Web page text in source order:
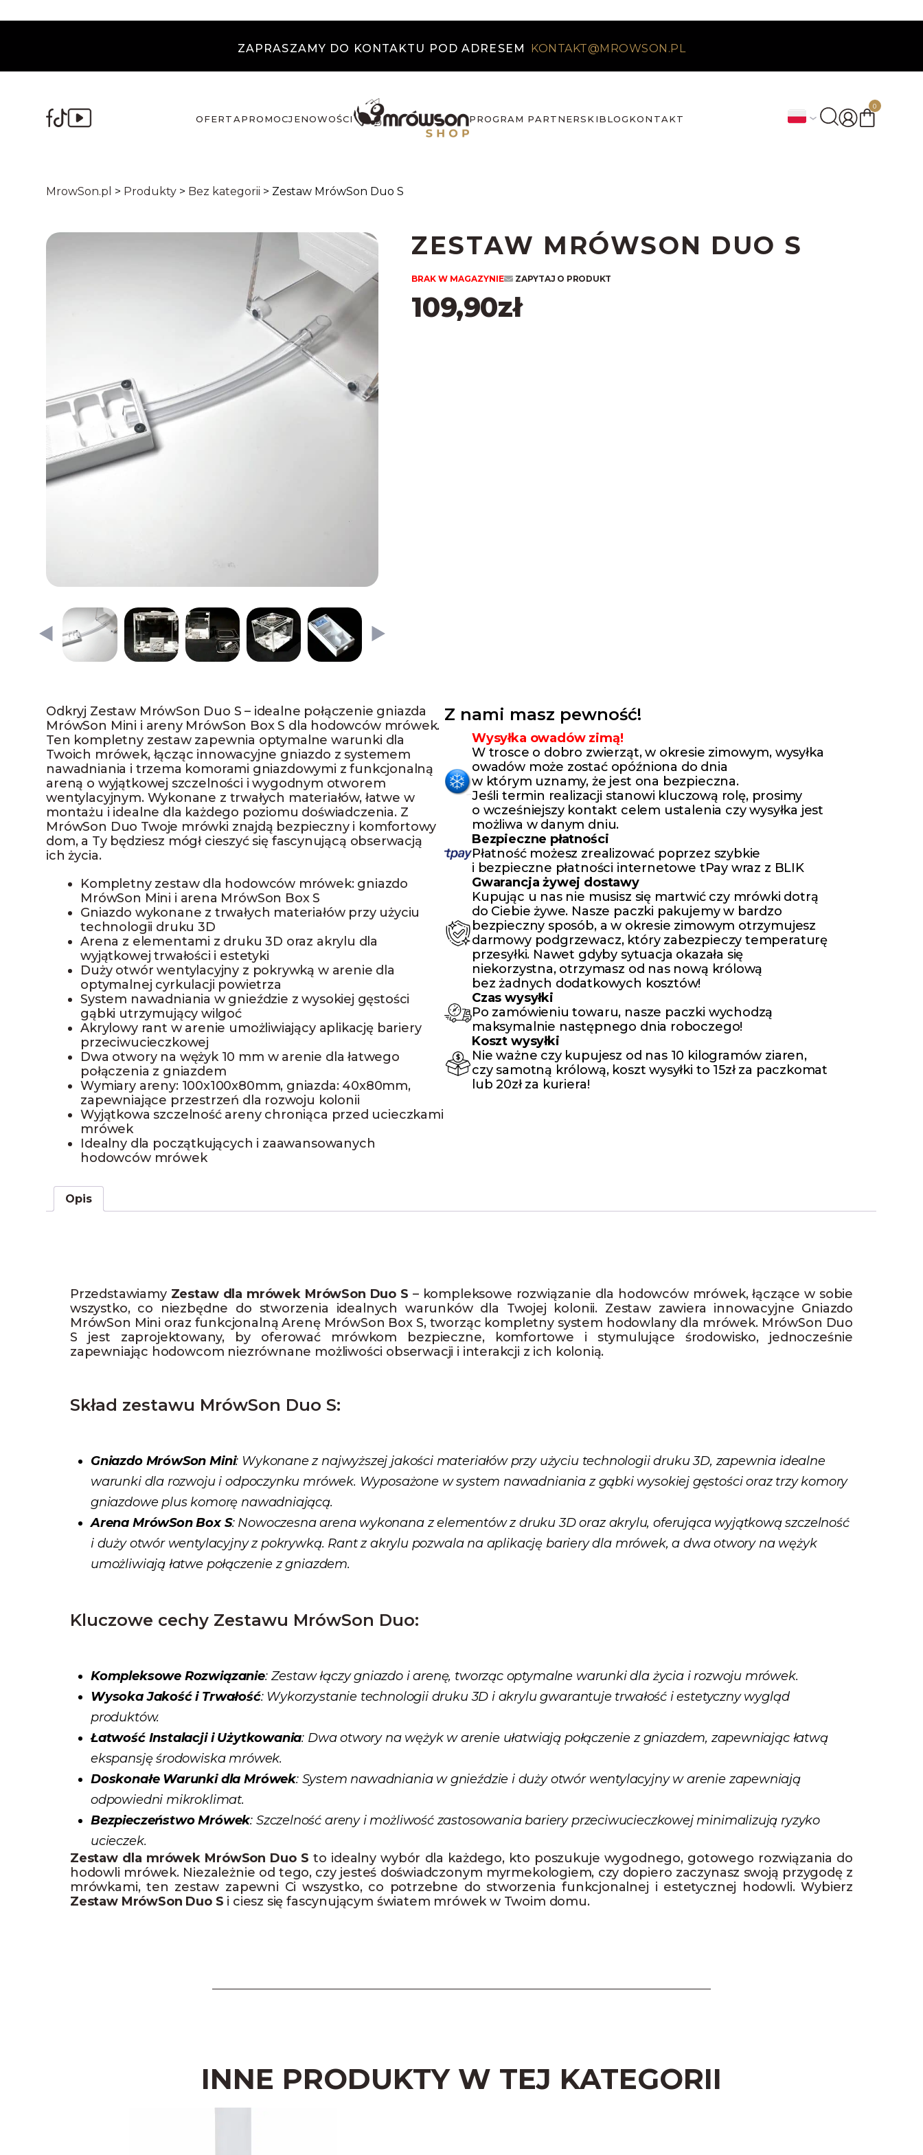
ZAPRASZAMY DO KONTAKTU POD ADRESEM KONTAKT@MROWSON.PL
OFERTAPROMOCJENOWOŚCI PROGRAM PARTNERSKIBLOGKONTAKT
0
MrowSon.pl > Produkty > Bez kategorii > Zestaw MrówSon Duo S
ZESTAW MRÓWSON DUO S
BRAK W MAGAZYNIE ZAPYTAJ O PRODUKT
109,90zł
Odkryj Zestaw MrówSon Duo S – idealne połączenie gniazda
MrówSon Mini i areny MrówSon Box S dla hodowców mrówek.
Ten kompletny zestaw zapewnia optymalne warunki dla
Twoich mrówek, łącząc innowacyjne gniazdo z systemem
nawadniania i trzema komorami gniazdowymi z funkcjonalną
areną o wyjątkowej szczelności i wygodnym otworem
wentylacyjnym. Wykonane z trwałych materiałów, łatwe w
montażu i idealne dla każdego poziomu doświadczenia. Z
MrówSon Duo Twoje mrówki znajdą bezpieczny i komfortowy
dom, a Ty będziesz mógł cieszyć się fascynującą obserwacją
ich życia.
Kompletny zestaw dla hodowców mrówek: gniazdo
MrówSon Mini i arena MrówSon Box S
Gniazdo wykonane z trwałych materiałów przy użyciu
technologii druku 3D
Arena z elementami z druku 3D oraz akrylu dla
wyjątkowej trwałości i estetyki
Duży otwór wentylacyjny z pokrywką w arenie dla
optymalnej cyrkulacji powietrza
System nawadniania w gnieździe z wysokiej gęstości
gąbki utrzymujący wilgoć
Akrylowy rant w arenie umożliwiający aplikację bariery
przeciwucieczkowej
Dwa otwory na wężyk 10 mm w arenie dla łatwego
połączenia z gniazdem
Wymiary areny: 100x100x80mm, gniazda: 40x80mm,
zapewniające przestrzeń dla rozwoju kolonii
Wyjątkowa szczelność areny chroniąca przed ucieczkami
mrówek
Idealny dla początkujących i zaawansowanych
hodowców mrówek
Z nami masz pewność!
Wysyłka owadów zimą!
W trosce o dobro zwierząt, w okresie zimowym, wysyłka
owadów może zostać opóźniona do dnia
w którym uznamy, że jest ona bezpieczna.
Jeśli termin realizacji stanowi kluczową rolę, prosimy
o wcześniejszy kontakt celem ustalenia czy wysyłka jest
możliwa w danym dniu.
Bezpieczne płatności
Płatność możesz zrealizować poprzez szybkie
i bezpieczne płatności internetowe tPay wraz z BLIK
Gwarancja żywej dostawy
Kupując u nas nie musisz się martwić czy mrówki dotrą
do Ciebie żywe. Nasze paczki pakujemy w bardzo
bezpieczny sposób, a w okresie zimowym otrzymujesz
darmowy podgrzewacz, który zabezpieczy temperaturę
przesyłki. Nawet gdyby sytuacja okazała się
niekorzystna, otrzymasz od nas nową królową
bez żadnych dodatkowych kosztów!
Czas wysyłki
Po zamówieniu towaru, nasze paczki wychodzą
maksymalnie następnego dnia roboczego!
Koszt wysyłki
Nie ważne czy kupujesz od nas 10 kilogramów ziaren,
czy samotną królową, koszt wysyłki to 15zł za paczkomat
lub 20zł za kuriera!
Opis
Przedstawiamy Zestaw dla mrówek MrówSon Duo S – kompleksowe rozwiązanie dla hodowców mrówek, łączące w sobie
wszystko, co niezbędne do stworzenia idealnych warunków dla Twojej kolonii. Zestaw zawiera innowacyjne Gniazdo
MrówSon Mini oraz funkcjonalną Arenę MrówSon Box S, tworząc kompletny system hodowlany dla mrówek. MrówSon Duo
S jest zaprojektowany, by oferować mrówkom bezpieczne, komfortowe i stymulujące środowisko, jednocześnie
zapewniając hodowcom niezrównane możliwości obserwacji i interakcji z ich kolonią.
Skład zestawu MrówSon Duo S:
Gniazdo MrówSon Mini: Wykonane z najwyższej jakości materiałów przy użyciu technologii druku 3D, zapewnia idealne
warunki dla rozwoju i odpoczynku mrówek. Wyposażone w system nawadniania z gąbki wysokiej gęstości oraz trzy komory
gniazdowe plus komorę nawadniającą.
Arena MrówSon Box S: Nowoczesna arena wykonana z elementów z druku 3D oraz akrylu, oferująca wyjątkową szczelność
i duży otwór wentylacyjny z pokrywką. Rant z akrylu pozwala na aplikację bariery dla mrówek, a dwa otwory na wężyk
umożliwiają łatwe połączenie z gniazdem.
Kluczowe cechy Zestawu MrówSon Duo:
Kompleksowe Rozwiązanie: Zestaw łączy gniazdo i arenę, tworząc optymalne warunki dla życia i rozwoju mrówek.
Wysoka Jakość i Trwałość: Wykorzystanie technologii druku 3D i akrylu gwarantuje trwałość i estetyczny wygląd
produktów.
Łatwość Instalacji i Użytkowania: Dwa otwory na wężyk w arenie ułatwiają połączenie z gniazdem, zapewniając łatwą
ekspansję środowiska mrówek.
Doskonałe Warunki dla Mrówek: System nawadniania w gnieździe i duży otwór wentylacyjny w arenie zapewniają
odpowiedni mikroklimat.
Bezpieczeństwo Mrówek: Szczelność areny i możliwość zastosowania bariery przeciwucieczkowej minimalizują ryzyko
ucieczek.
Zestaw dla mrówek MrówSon Duo S to idealny wybór dla każdego, kto poszukuje wygodnego, gotowego rozwiązania do
hodowli mrówek. Niezależnie od tego, czy jesteś doświadczonym myrmekologiem, czy dopiero zaczynasz swoją przygodę z
mrówkami, ten zestaw zapewni Ci wszystko, co potrzebne do stworzenia funkcjonalnej i estetycznej hodowli. Wybierz
Zestaw MrówSon Duo S i ciesz się fascynującym światem mrówek w Twoim domu.
INNE PRODUKTY W TEJ KATEGORII